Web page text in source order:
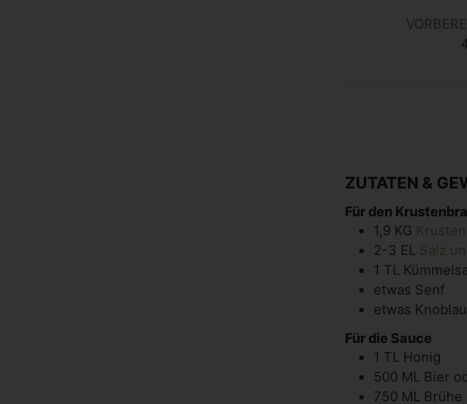
4
ZUTATEN &
Für den
1,9 KG
2-3 EL Salz
1 TL
etwas Senf
etwas
Für die Sauce
1 TL Honig
500 ML Bier
750 ML Brühe